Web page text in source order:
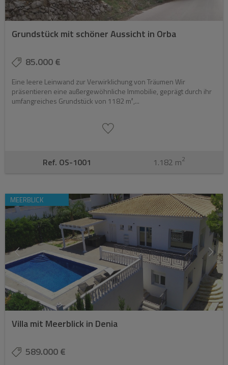
Grundstück mit schöner Aussicht in Orba
85.000 €
Eine leere Leinwand zur Verwirklichung von Träumen Wir
präsentieren eine außergewöhnliche Immobilie, geprägt durch ihr
umfangreiches Grundstück von 1182 m²,...
Ref. OS-1001 1.182 m2
MEERBLICK
Villa mit Meerblick in Denia
589.000 €